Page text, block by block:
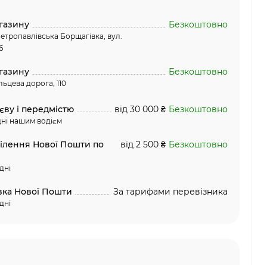
Борщагівка, вул.
Безкоштовно
дорога, 110
Безкоштовно
і передмістю
нашим водієм
від 30 000 ₴ Безкоштовно
Нової Пошти по від 2 500 ₴ Безкоштовно
Нової Пошти За тарифами перевізника